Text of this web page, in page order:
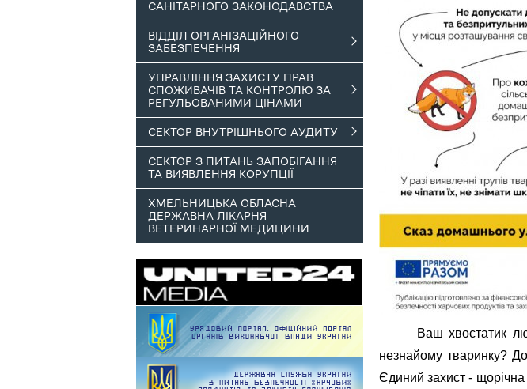
САНІТАРНОГО ЗАКОНОДАВСТВА
ВІДДІЛ ОРГАНІЗАЦІЙНОГО
ЗАБЕЗПЕЧЕННЯ
УПРАВЛІННЯ ЗАХИСТУ ПРАВ
СПОЖИВАЧІВ ТА КОНТРОЛЮ ЗА
РЕГУЛЬОВАНИМИ ЦІНАМИ
СЕКТОР ВНУТРІШНЬОГО АУДИТУ
СЕКТОР З ПИТАНЬ ЗАПОБІГАННЯ
ТА ВИЯВЛЕННЯ КОРУПЦІЇ
ХМЕЛЬНИЦЬКА ОБЛАСНА
ДЕРЖАВНА ЛІКАРНЯ
ВЕТЕРИНАРНОЇ МЕДИЦИНИ
Ваш хвостатик
незнайому тваринку?
Єдиний захист - щорічна